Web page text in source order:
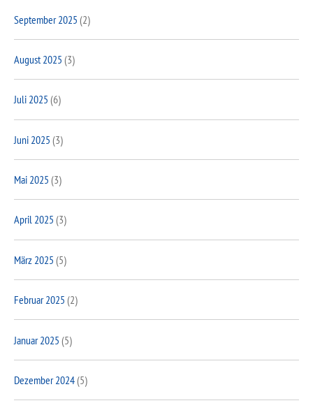
September 2025 (2)
August 2025 (3)
Juli 2025 (6)
Juni 2025 (3)
Mai 2025 (3)
April 2025 (3)
März 2025 (5)
Februar 2025 (2)
Januar 2025 (5)
Dezember 2024(5)